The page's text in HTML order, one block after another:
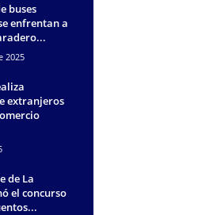
buses
enfrentan a
2025
extranjeros
de La
el concurso